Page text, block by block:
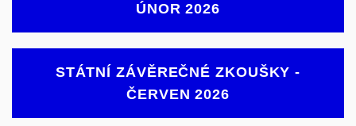
ÚNOR 2026
STÁTNÍ ZÁVĚREČNÉ ZKOUŠKY -
ČERVEN 2026